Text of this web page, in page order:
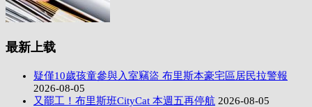
最新上载
疑僅10歲孩童參與入室竊盜 布里斯本豪宅區居民拉警報
2026-08-05
又罷工！布里斯班CityCat 本週五再停航 2026-08-05